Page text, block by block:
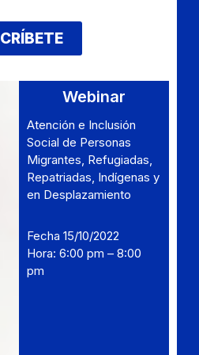
Webinar
Atención e Inclusión
Social de Personas
Migrantes, Refugiadas,
Repatriadas, Indígenas y
en Desplazamiento
Fecha 15/10/2022
Hora: 6:00 pm – 8:00
pm